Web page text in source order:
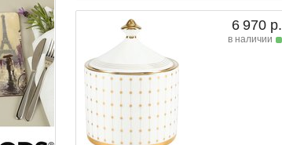
6 970 р.
в наличии